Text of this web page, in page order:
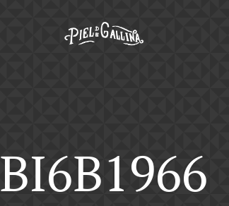
BI6B1966